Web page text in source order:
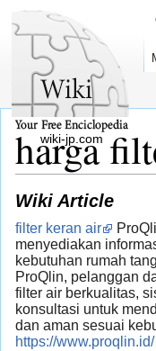
harga
Wiki Article
filter keran air
menyediakan
kebutuhan rumah
ProQlin, pelanggan
filter air berkualitas,
konsultasi untuk
dan aman sesuai
https://www.proqlin.id/
wiki-jp.com